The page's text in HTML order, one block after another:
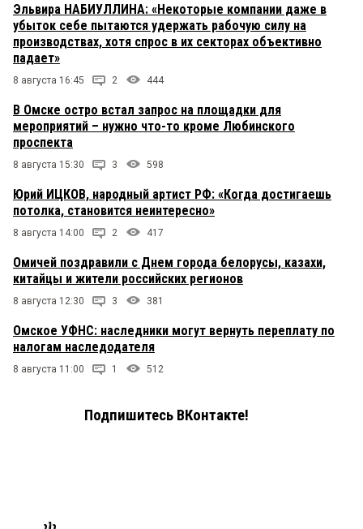
Эльвира НАБИУЛЛИНА: «Некоторые компании даже в
убыток себе пытаются удержать рабочую силу на
производствах, хотя спрос в их секторах объективно
падает»
8 августа 16:45 2 444
В Омске остро встал запрос на площадки для
мероприятий – нужно что-то кроме Любинского
проспекта
8 августа 15:30 3 598
Юрий ИЦКОВ, народный артист РФ: «Когда достигаешь
потолка, становится неинтересно»
8 августа 14:00 2 417
Омичей поздравили с Днем города белорусы, казахи,
китайцы и жители российских регионов
8 августа 12:30 3 381
Омское УФНС: наследники могут вернуть переплату по
налогам наследодателя
8 августа 11:00 1 512
Подпишитесь ВКонтакте!